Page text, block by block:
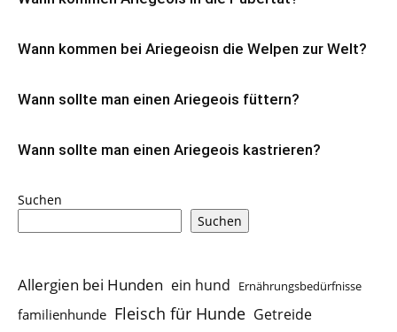
Wann kommen bei Ariegeoisn die Welpen zur Welt?
Wann sollte man einen Ariegeois füttern?
Wann sollte man einen Ariegeois kastrieren?
Suchen
Suchen
Allergien bei Hunden ein hund Ernährungsbedürfnisse
familienhunde Fleisch für Hunde Getreide